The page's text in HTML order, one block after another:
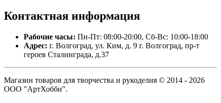
Контактная информация
Рабочие часы: Пн-Пт: 08:00-20:00, Сб-Вс: 10:00-18:00
Адрес: г. Волгоград, ул. Ким, д. 9 г. Волгоград, пр-т
героев Сталинграда, д.37
Магазин товаров для творчества и рукоделия © 2014 - 2026
ООО "АртХобби".